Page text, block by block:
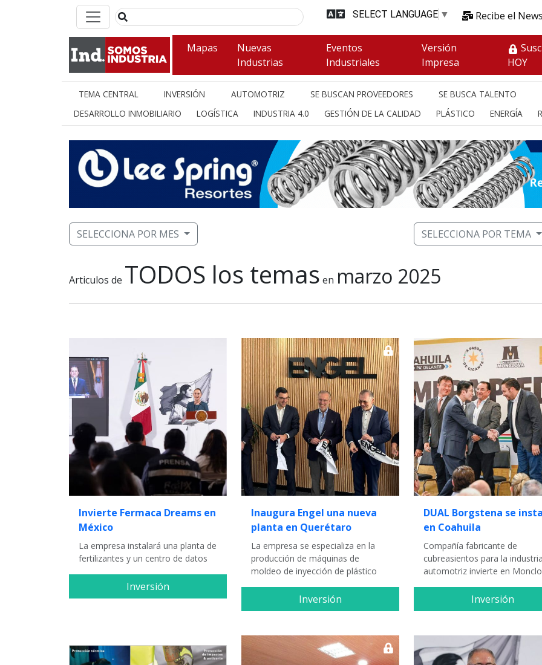
SELECT LANGUAGE ▼ Recibe el
Mapas
Nuevas
Industrias
Eventos
Industriales
Versión
Impresa
HOY
TEMA CENTRAL INVERSIÓN AUTOMOTRIZ SE BUSCAN PROVEEDORES
SE BUSCA TALENTO
DESARROLLO INMOBILIARIO
LOGÍSTICA INDUSTRIA 4.0 GESTIÓN DE LA CALIDAD PLÁSTICO ENERGÍA
SELECCIONA POR MES SELECCIONA POR TEMA
Articulos de TODOS los temas en marzo 2025
Invierte Fermaca Dreams en
México
La empresa instalará una planta de
fertilizantes y un centro de datos
Inversión
Inaugura Engel una nueva
planta en Querétaro
La empresa se especializa en la
producción de máquinas de
moldeo de inyección de plástico
Inversión
DUAL Borgstena se
en Coahuila
Compañía fabricante de
cubreasientos para la
automotriz invierte en
Inversión